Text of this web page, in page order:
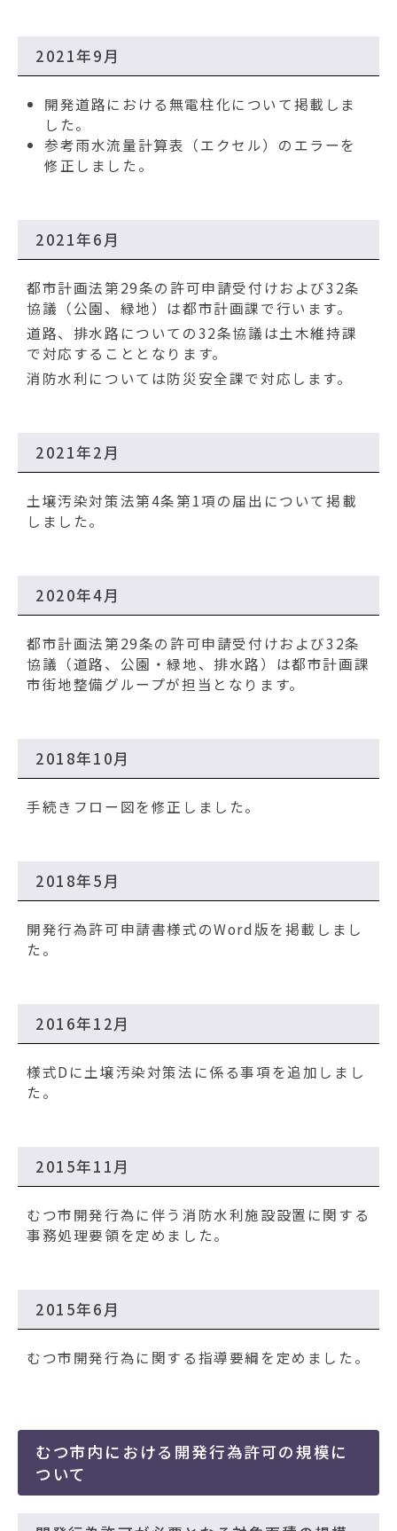
2021年9月
開発道路における無電柱化について掲載しま
した。
参考雨水流量計算表（エクセル）のエラーを
修正しました。
2021年6月
都市計画法第29条の許可申請受付けおよび32条
協議（公園、緑地）は都市計画課で行います。
道路、排水路についての32条協議は土木維持課
で対応することとなります。
消防水利については防災安全課で対応します。
2021年2月
土壌汚染対策法第4条第1項の届出について掲載
しました。
2020年4月
都市計画法第29条の許可申請受付けおよび32条
協議（道路、公園・緑地、排水路）は都市計画課
市街地整備グループが担当となります。
2018年10月
手続きフロー図を修正しました。
2018年5月
開発行為許可申請書様式のWord版を掲載しまし
た。
2016年12月
様式Dに土壌汚染対策法に係る事項を追加しまし
た。
2015年11月
むつ市開発行為に伴う消防水利施設設置に関する
事務処理要領を定めました。
2015年6月
むつ市開発行為に関する指導要綱を定めました。
むつ市内における開発行為許可の規模に
ついて